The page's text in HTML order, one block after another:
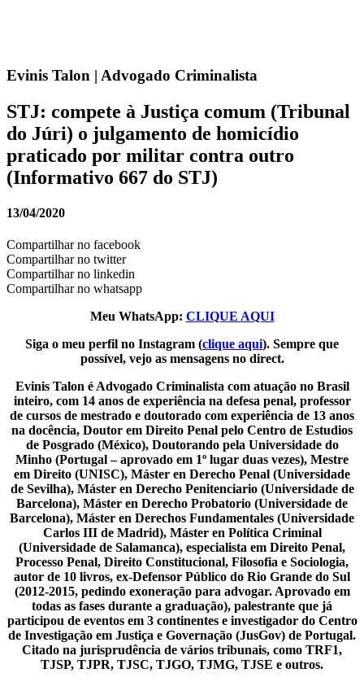
Evinis Talon | Advogado Criminalista
STJ: compete à Justiça comum (Tribunal
do Júri) o julgamento de homicídio
praticado por militar contra outro
(Informativo 667 do STJ)
13/04/2020
Compartilhar no facebook
Compartilhar no twitter
Compartilhar no linkedin
Compartilhar no whatsapp
Meu WhatsApp: CLIQUE AQUI
Siga o meu perfil no Instagram (clique aqui). Sempre que
possível, vejo as mensagens no direct.
Evinis Talon é Advogado Criminalista com atuação no Brasil
inteiro, com 14 anos de experiência na defesa penal, professor
de cursos de mestrado e doutorado com experiência de 13 anos
na docência, Doutor em Direito Penal pelo Centro de Estudios
de Posgrado (México), Doutorando pela Universidade do
Minho (Portugal – aprovado em 1º lugar duas vezes), Mestre
em Direito (UNISC), Máster en Derecho Penal (Universidade
de Sevilha), Máster en Derecho Penitenciario (Universidade de
Barcelona), Máster en Derecho Probatorio (Universidade de
Barcelona), Máster en Derechos Fundamentales (Universidade
Carlos III de Madrid), Máster en Política Criminal
(Universidade de Salamanca), especialista em Direito Penal,
Processo Penal, Direito Constitucional, Filosofia e Sociologia,
autor de 10 livros, ex-Defensor Público do Rio Grande do Sul
(2012-2015, pedindo exoneração para advogar. Aprovado em
todas as fases durante a graduação), palestrante que já
participou de eventos em 3 continentes e investigador do Centro
de Investigação em Justiça e Governação (JusGov) de Portugal.
Citado na jurisprudência de vários tribunais, como TRF1,
TJSP, TJPR, TJSC, TJGO, TJMG, TJSE e outros.